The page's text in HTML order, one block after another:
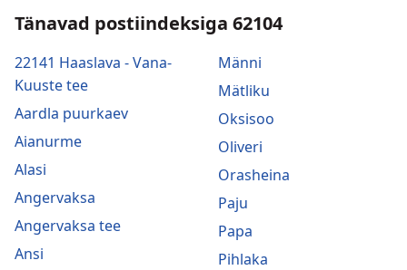
Tänavad postiindeksiga 62104
22141 Haaslava - Vana-
Kuuste tee
Aardla puurkaev
Aianurme
Alasi
Angervaksa
Angervaksa tee
Ansi
Männi
Mätliku
Oksisoo
Oliveri
Orasheina
Paju
Papa
Pihlaka